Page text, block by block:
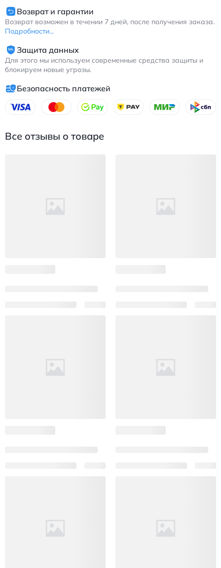
Возврат и гарантии
Возврат возможен в течении 7 дней, после получения заказа.
Подробности...
Защита данных
Для этого мы используем современные средства защиты и
блокируем новые угрозы.
Безопасность платежей
Все отзывы о товаре